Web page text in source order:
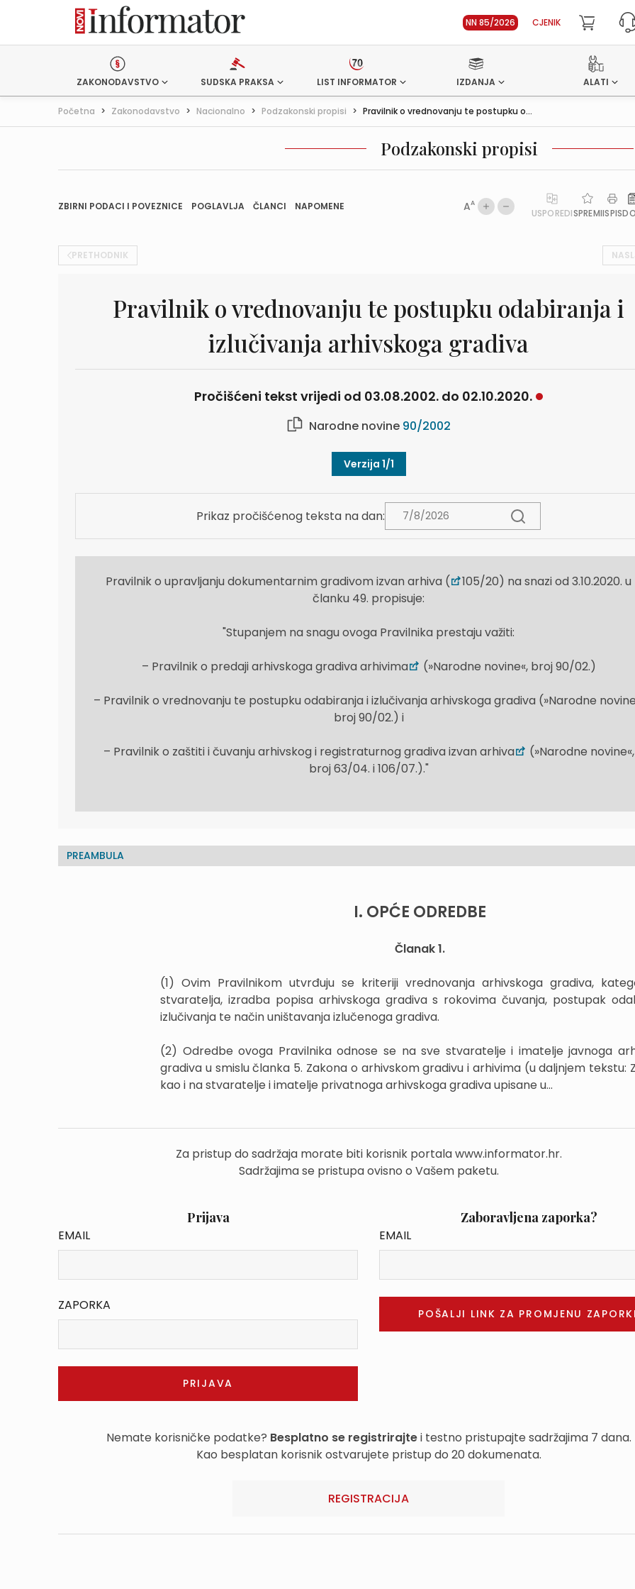
NN 85/2026 CJENIK
ZAKONODAVSTVO SUDSKA PRAKSA LIST INFORMATOR IZDANJA ALATI
Početna > Zakonodavstvo > Nacionalno > Podzakonski propisi > Pravilnik o vrednovanju te postupku o...
Podzakonski propisi
ZBIRNI PODACI I POVEZNICE POGLAVLJA ČLANCI NAPOMENE AA
USPOREDISPREMIISPIS
PRETHODNIK
Pravilnik o vrednovanju te postupku odabiranja i
izlučivanja arhivskoga gradiva
Pročišćeni tekst vrijedi od 03.08.2002. do 02.10.2020.
Narodne novine 90/2002
Verzija 1/1
Prikaz pročišćenog teksta na dan:
Pravilnik o upravljanju dokumentarnim gradivom izvan arhiva (
105/20) na snazi od 3.10.2020. u
članku 49. propisuje:
"Stupanjem na snagu ovoga Pravilnika prestaju važiti:
– Pravilnik o predaji arhivskoga gradiva arhivima (»Narodne novine«, broj 90/02.)
– Pravilnik o vrednovanju te postupku odabiranja i izlučivanja arhivskoga gradiva (»Narodne
broj 90/02.) i
– Pravilnik o zaštiti i čuvanju arhivskog i registraturnog gradiva izvan arhiva
(»Narodne novine«,
broj 63/04. i 106/07.)."
PREAMBULA
I. OPĆE ODREDBE
Članak 1.
(1) Ovim Pravilnikom utvrđuju se kriteriji vrednovanja arhivskoga gradiva,
stvaratelja, izradba popisa arhivskoga gradiva s rokovima čuvanja, postupak
izlučivanja te način uništavanja izlučenoga gradiva.
(2) Odredbe ovoga Pravilnika odnose se na sve stvaratelje i imatelje javnoga
gradiva u smislu članka 5. Zakona o arhivskom gradivu i arhivima (u daljnjem tekstu:
kao i na stvaratelje i imatelje privatnoga arhivskoga gradiva upisane u...
Za pristup do sadržaja morate biti korisnik portala www.informator.hr.
Sadržajima se pristupa ovisno o Vašem paketu.
Prijava
EMAIL
ZAPORKA
Zaboravljena zaporka?
EMAIL
Nemate korisničke podatke? Besplatno se registrirajtei testno pristupajte sadržajima 7 dana.
Kao besplatan korisnik ostvarujete pristup do 20 dokumenata.
REGISTRACIJA